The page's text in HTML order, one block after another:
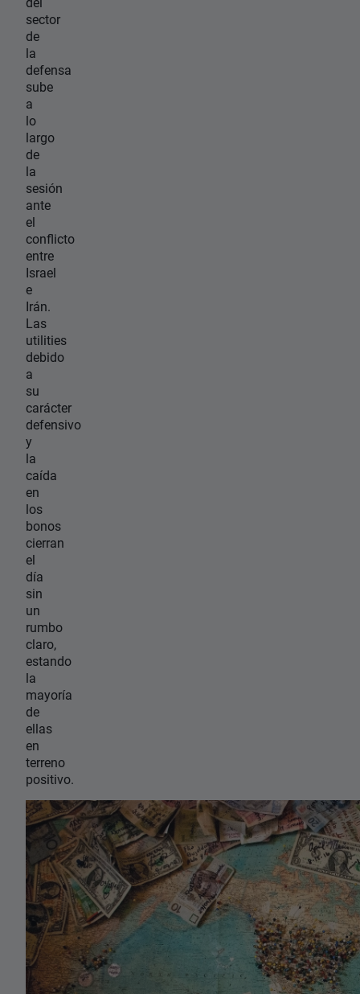
sector
de
la
defensa
sube
a
lo
largo
de
la
sesión
ante
el
conflicto
entre
Israel
e
Irán.
Las
utilities
debido
a
su
carácter
defensivo
y
la
caída
en
los
bonos
cierran
el
día
sin
un
rumbo
claro,
estando
la
mayoría
de
ellas
en
terreno
positivo.